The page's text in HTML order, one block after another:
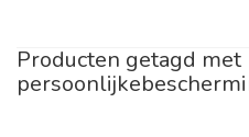
Producten getagd met